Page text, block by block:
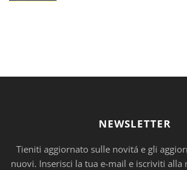
NEWSLETTER
Tieniti aggiornato sulle novitá e gli
nuovi. Inserisci la tua e-mail e iscriviti alla